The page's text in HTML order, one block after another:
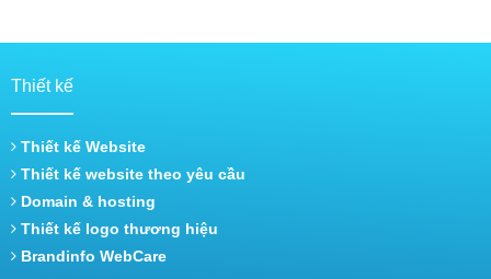
Thiết kế
Thiết kế Website
Thiết kế website theo yêu cầu
Domain & hosting
Thiết kế logo thương hiệu
Brandinfo WebCare